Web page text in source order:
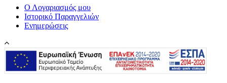
Ο Λογαριασμός μου
Ιστορικό Παραγγελιών
Ενημερώσεις